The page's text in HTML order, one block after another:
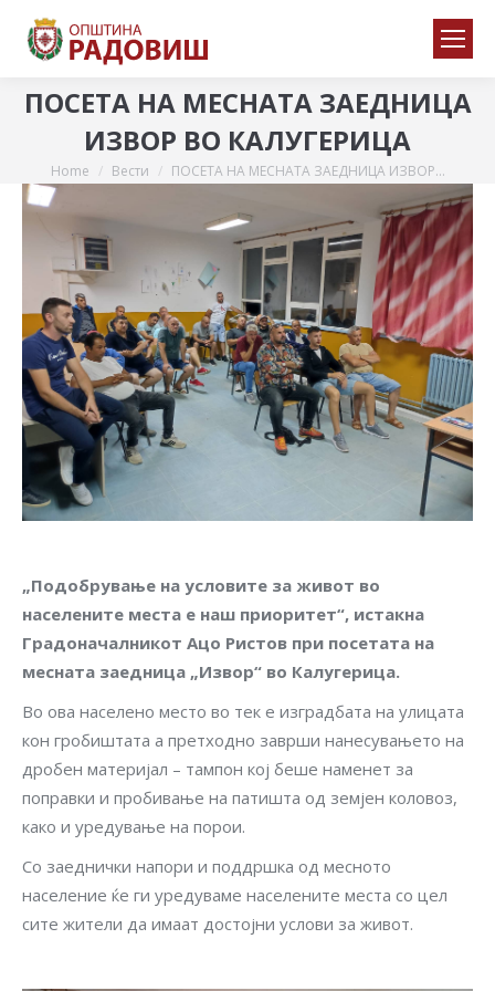
ПОСЕТА НА МЕСНАТА ЗАЕДНИЦА
ИЗВОР ВО КАЛУГЕРИЦА
You are here:
Home Вести ПОСЕТА НА МЕСНАТА ЗАЕДНИЦА ИЗВОР…
„Подобрување на условите за живот во
населените места е наш приоритет“, истакна
Градоначалникот Ацо Ристов при посетата на
месната заедница „Извор“ во Калугерица.
Во ова населено место во тек е изградбата на улицата
кон гробиштата а претходно заврши нанесувањето на
дробен материјал – тампон кој беше наменет за
поправки и пробивање на патишта од земјен коловоз,
како и уредување на порои.
Со заеднички напори и поддршка од месното
население ќе ги уредуваме населените места со цел
сите жители да имаат достојни услови за живот.